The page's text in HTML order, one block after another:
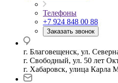
Телефоны
+7 924 848 00 88
Заказать звонок
г. Благовещенск, ул.
г. Свободный, ул. 50 лет
г. Хабаровск, улица Карла